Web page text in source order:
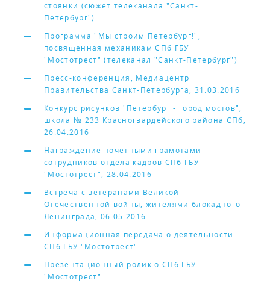
стоянки (сюжет телеканала "Санкт-
Петербург")
Программа "Мы строим Петербург!",
посвященная механикам СПб ГБУ
"Мостотрест" (телеканал "Санкт-Петербург")
Пресс-конференция, Медиацентр
Правительства Санкт-Петербурга, 31.03.2016
Конкурс рисунков "Петербург - город мостов",
школа № 233 Красногвардейского района СПб,
26.04.2016
Награждение почетными грамотами
сотрудников отдела кадров СПб ГБУ
"Мостотрест", 28.04.2016
Встреча с ветеранами Великой
Отечественной войны, жителями блокадного
Ленинграда, 06.05.2016
Информационная передача о деятельности
СПб ГБУ "Мостотрест"
Презентационный ролик о СПб ГБУ
"Мостотрест"